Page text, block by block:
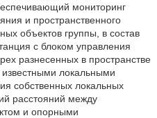
мониторинг
и пространственного
объектов группы, в состав
с блоком управления
разнесенных в пространстве
локальными
собственных локальных
расстояний между
и опорными